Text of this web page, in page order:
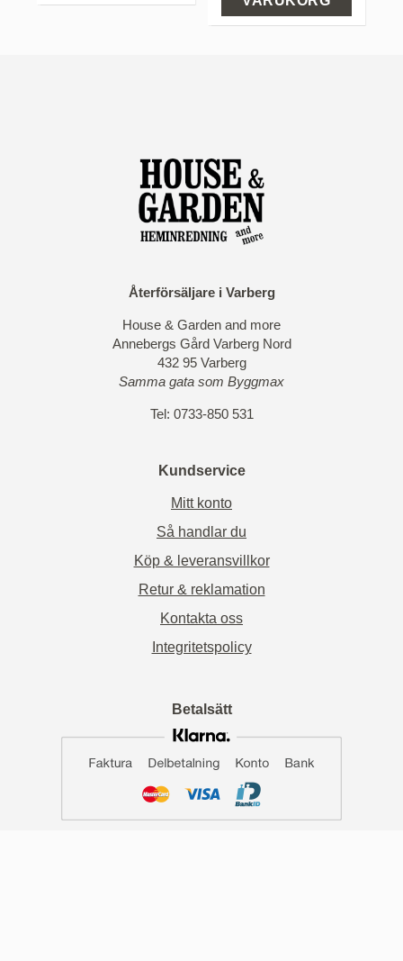
Återförsäljare i Varberg
House & Garden and more
Annebergs Gård Varberg Nord
432 95 Varberg
Samma gata som Byggmax
Tel: 0733-850 531
Kundservice
Mitt konto
Så handlar du
Köp & leveransvillkor
Retur & reklamation
Kontakta oss
Integritetspolicy
Betalsätt